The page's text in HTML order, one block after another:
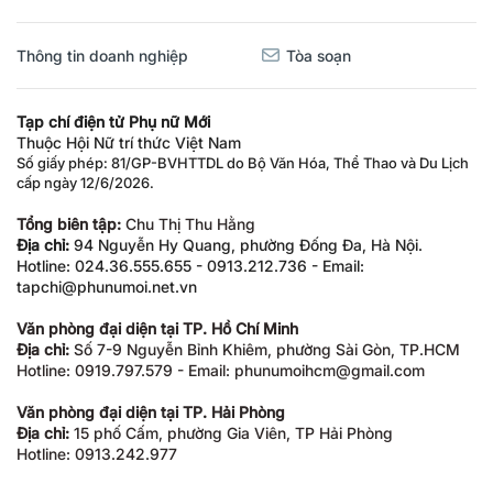
Thông tin doanh nghiệp Tòa soạn
Tạp chí điện tử Phụ nữ Mới
Thuộc Hội Nữ trí thức Việt Nam
Số giấy phép: 81/GP-BVHTTDL do Bộ Văn Hóa, Thể Thao và Du Lịch
cấp ngày 12/6/2026.
Tổng biên tập: Chu Thị Thu Hằng
Địa chỉ: 94 Nguyễn Hy Quang, phường Đống Đa, Hà Nội.
Hotline: 024.36.555.655 - 0913.212.736 - Email:
tapchi@phunumoi.net.vn
Văn phòng đại diện tại TP. Hồ Chí Minh
Địa chỉ: Số 7-9 Nguyễn Bỉnh Khiêm, phường Sài Gòn, TP.HCM
Hotline: 0919.797.579 - Email: phunumoihcm@gmail.com
Văn phòng đại diện tại TP. Hải Phòng
Địa chỉ: 15 phố Cấm, phường Gia Viên, TP Hải Phòng
Hotline: 0913.242.977